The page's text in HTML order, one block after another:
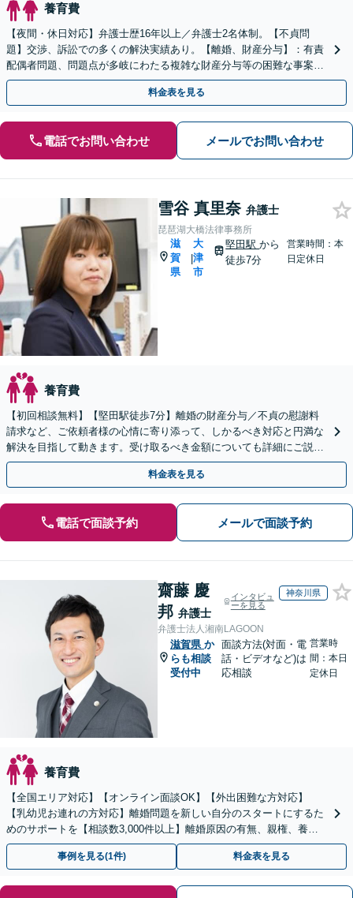
養育費
【夜間・休日対応】弁護士歴16年以上／弁護士2名体制。【不貞問
題】交渉、訴訟での多くの解決実績あり。【離婚、財産分与】：有責
配偶者問題、問題点が多岐にわたる複雑な財産分与等の困難な事案も
解決実績あり【JR草津駅2分】
料金表を見る
電話でお問い合わせ メールでお問い合わせ
雪谷 真里奈 弁護士
琵琶湖大橋法律事務所
滋
賀
県
|
大
津
市
堅田駅から
徒歩7分
営業時間：本
日定休日
養育費
【初回相談無料】【堅田駅徒歩7分】離婚の財産分与／不貞の慰謝料
請求など、ご依頼者様の心情に寄り添って、しかるべき対応と円満な
解決を目指して動きます。受け取るべき金額についても詳細にご説
明。お気軽にご相談ください。
料金表を見る
電話で面談予約 メールで面談予約
齋藤 慶
邦 弁護士
インタビュ
ーを見る
神奈川県
弁護士法人湘南LAGOON
滋賀県 か
らも相談
受付中
面談方法(対面・電
話・ビデオなど)は
応相談
営業時
間：本日
定休日
養育費
【全国エリア対応】【オンライン面談OK】【外出困難な方対応】
【乳幼児お連れの方対応】離婚問題を新しい自分のスタートにするた
めのサポートを【相談数3,000件以上】離婚原因の有無、親権、養育
費、財産分与、慰謝料請求【夜間・休日相談可】
事例を見る(1件) 料金表を見る